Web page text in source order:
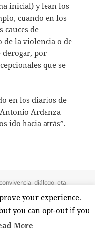
inicial) y lean los
cuando en los
cauces de
de la violencia o de
derogar, por
que se
en los diarios de
Ardanza
ido hacia atrás”.
convivencia,diálogo,eta,
your experience.
you can opt-out if you
More